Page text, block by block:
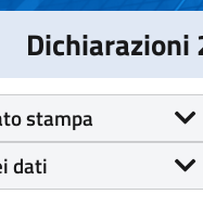
stampa
dati